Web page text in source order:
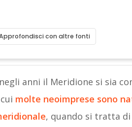
con altre fonti
anni il Meridione si sia
molte neoimprese sono
, quando si tratta di